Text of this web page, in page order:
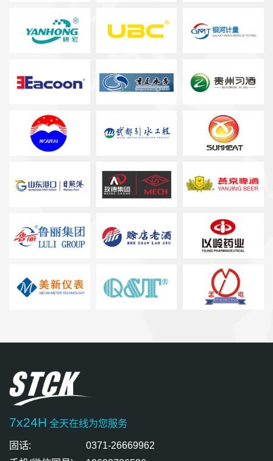
7x24H 全天在线为您服务
固话:
0371-26669962